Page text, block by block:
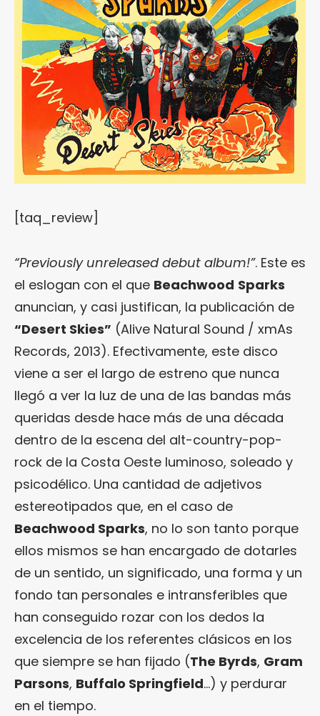
[taq_review]
“Previously unreleased debut album!”. Este es
el eslogan con el que Beachwood Sparks
anuncian, y casi justifican, la publicación de
“Desert Skies” (Alive Natural Sound / xmAs
Records, 2013). Efectivamente, este disco
viene a ser el largo de estreno que nunca
llegó a ver la luz de una de las bandas más
queridas desde hace más de una década
dentro de la escena del alt-country-pop-
rock de la Costa Oeste luminoso, soleado y
psicodélico. Una cantidad de adjetivos
estereotipados que, en el caso de
Beachwood Sparks, no lo son tanto porque
ellos mismos se han encargado de dotarles
de un sentido, un significado, una forma y un
fondo tan personales e intransferibles que
han conseguido rozar con los dedos la
excelencia de los referentes clásicos en los
que siempre se han fijado (The Byrds, Gram
Parsons, Buffalo Springfield…) y perdurar
en el tiempo.